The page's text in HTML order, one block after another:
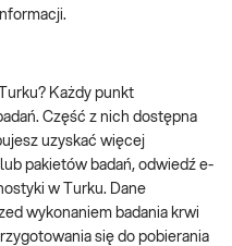
Każdy punkt
Część z nich dostępna
uzyskać więcej
pakietów badań, odwiedź e-
w Turku. Dane
wykonaniem badania krwi
się do pobierania